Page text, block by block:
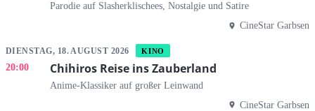
Parodie auf Slasherklischees, Nostalgie und Satire
CineStar Garbsen
DIENSTAG, 18. AUGUST 2026 KINO
20:00 Chihiros Reise ins Zauberland
Anime-Klassiker auf großer Leinwand
CineStar Garbsen